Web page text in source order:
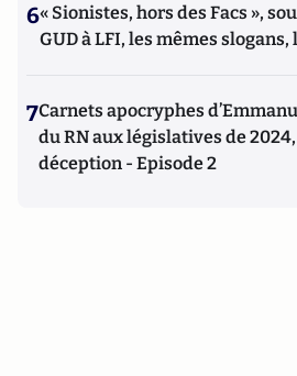
6« Sionistes, hors des Facs »,
GUD à LFI, les mêmes
7Carnets apocryphes
du RN aux législatives de
déception - Episode 2